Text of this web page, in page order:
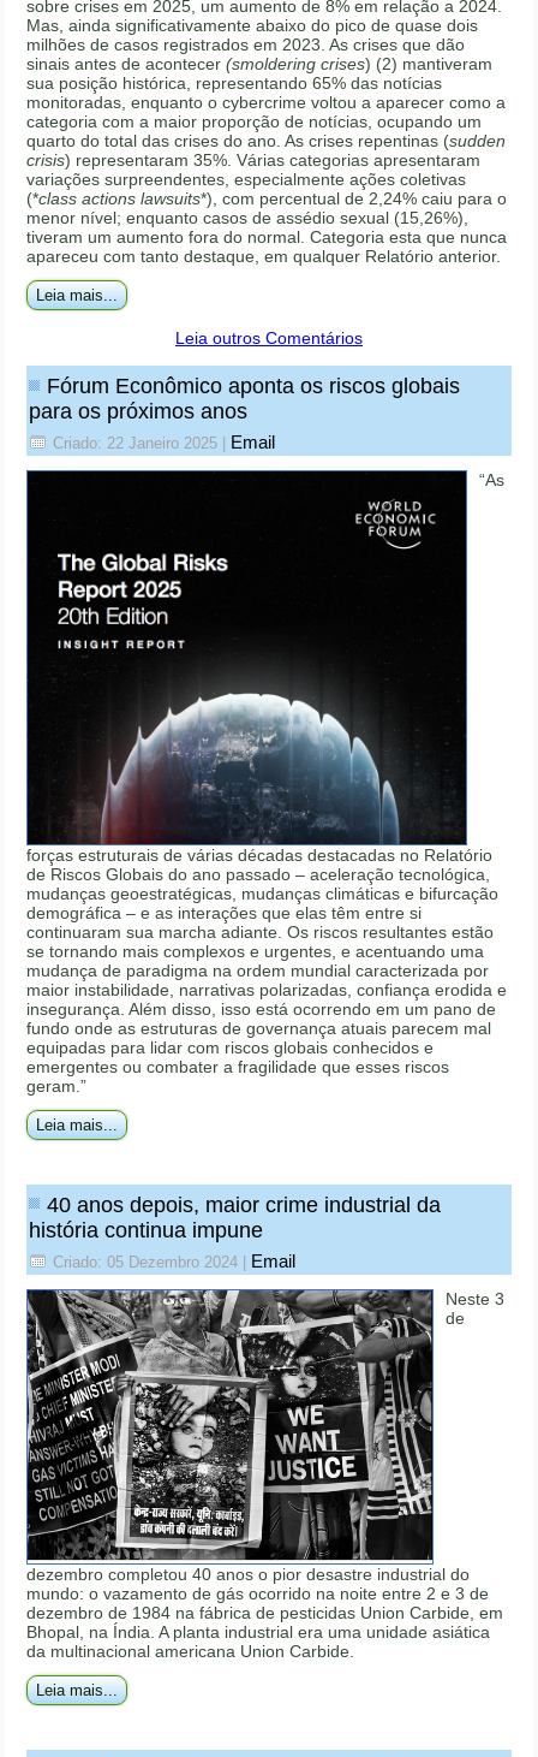
sobre crises em 2025, um aumento de 8% em relação a 2024.
Mas, ainda significativamente abaixo do pico de quase dois
milhões de casos registrados em 2023. As crises que dão
sinais antes de acontecer(smoldering crises) (2) mantiveram
sua posição histórica, representando 65% das notícias
monitoradas, enquanto o cybercrime voltou a aparecer como a
categoria com a maior proporção de notícias, ocupando um
quarto do total das crises do ano. As crises repentinas (sudden
crisis) representaram 35%. Várias categorias apresentaram
variações surpreendentes, especialmente ações coletivas
(*class actions lawsuits*), com percentual de 2,24% caiu para o
menor nível; enquanto casos de assédio sexual (15,26%),
tiveram um aumento fora do normal. Categoria esta que nunca
apareceu com tanto destaque, em qualquer Relatório anterior.
Leia mais...
Leia outros Comentários
Fórum Econômico aponta os riscos globais
para os próximos anos
Criado: 22 Janeiro 2025 Email
“As
forças estruturais de várias décadas destacadas no Relatório
de Riscos Globais do ano passado – aceleração tecnológica,
mudanças geoestratégicas, mudanças climáticas e bifurcação
demográfica – e as interações que elas têm entre si
continuaram sua marcha adiante. Os riscos resultantes estão
se tornando mais complexos e urgentes, e acentuando uma
mudança de paradigma na ordem mundial caracterizada por
maior instabilidade, narrativas polarizadas, confiança erodida e
insegurança. Além disso, isso está ocorrendo em um pano de
fundo onde as estruturas de governança atuais parecem mal
equipadas para lidar com riscos globais conhecidos e
emergentes ou combater a fragilidade que esses riscos
geram.”
Leia mais...
40 anos depois, maior crime industrial da
história continua impune
Criado: 05 Dezembro 2024 | Email
Neste 3
de
dezembro completou 40 anos o pior desastre industrial do
mundo: o vazamento de gás ocorrido na noite entre 2 e 3 de
dezembro de 1984 na fábrica de pesticidas Union Carbide, em
Bhopal, na Índia. A planta industrial era uma unidade asiática
da multinacional americana Union Carbide.
Leia mais...